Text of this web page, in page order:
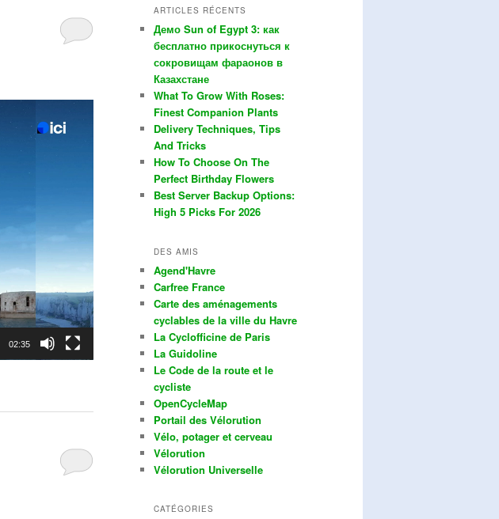
02:35
ARTICLES RÉCENTS
Демо Sun of Egypt 3: как
бесплатно прикоснуться к
сокровищам фараонов в
Казахстане
What To Grow With Roses:
Finest Companion Plants
Delivery Techniques, Tips
And Tricks
How To Choose On The
Perfect Birthday Flowers
Best Server Backup Options:
High 5 Picks For 2026
DES AMIS
Agend'Havre
Carfree France
Carte des aménagements
cyclables de la ville du Havre
La Cyclofficine de Paris
La Guidoline
Le Code de la route et le
cycliste
OpenCycleMap
Portail des Vélorution
Vélo, potager et cerveau
Vélorution
Vélorution Universelle
CATÉGORIES